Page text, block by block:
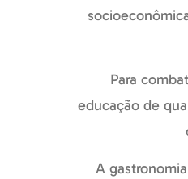
Para
educação de
A